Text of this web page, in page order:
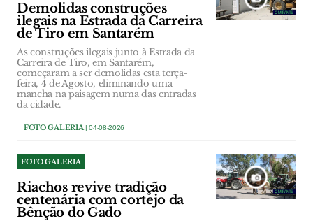
Demolidas construções
ilegais na Estrada da Carreira
de Tiro em Santarém
As construções ilegais junto à Estrada da
Carreira de Tiro, em Santarém,
começaram a ser demolidas esta terça-
feira, 4 de Agosto, eliminando uma
mancha na paisagem numa das entradas
da cidade.
FOTO GALERIA | 04-08-2026
FOTO GALERIA
Riachos revive tradição
centenária com cortejo da
Bênção do Gado